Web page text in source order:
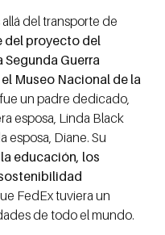
del transporte de
del proyecto del
Guerra
Museo Nacional de la
un padre dedicado,
esposa, Linda Black
esposa, Diane. Su
educación, los
FedEx tuviera un
de todo el mundo.